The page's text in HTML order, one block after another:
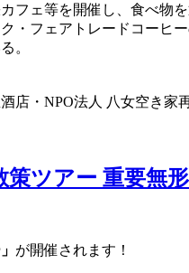
フェ等を開催し、食べ物
・フェアトレードコーヒ
。
店・NPO法人 八女空き家
策ツアー 重要無
が開催されます！